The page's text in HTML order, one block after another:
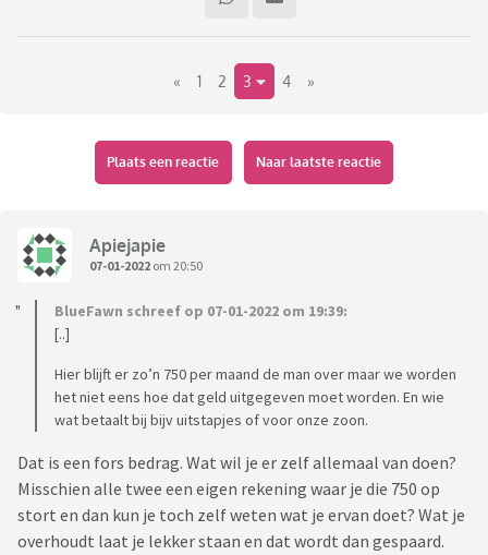
« 1 2 3 4 »
Plaats een reactie Naar laatste reactie
Apiejapie
07-01-2022 om 20:50
BlueFawn schreef op 07-01-2022 om 19:39:
[..]
Hier blijft er zo’n 750 per maand de man over maar we worden
het niet eens hoe dat geld uitgegeven moet worden. En wie
wat betaalt bij bijv uitstapjes of voor onze zoon.
Dat is een fors bedrag. Wat wil je er zelf allemaal van doen?
Misschien alle twee een eigen rekening waar je die 750 op
stort en dan kun je toch zelf weten wat je ervan doet? Wat je
overhoudt laat je lekker staan en dat wordt dan gespaard.